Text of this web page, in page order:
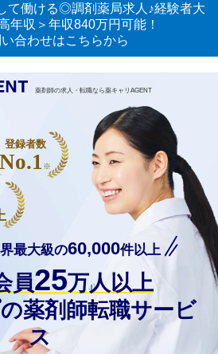
て働ける◎調剤薬局求人♪経験者大
年収＞年収840万円可能！
合わせはこちらから
薬剤師の求人・転職なら薬キャリAGENT
最大級の60,000件以上
員25万人以上
薬剤師転職サービ
ス
登録者数
No.1 ※